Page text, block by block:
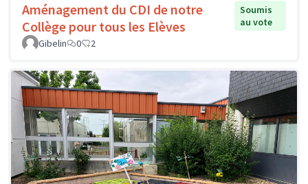
Aménagement du CDI de notre
Collège pour tous les Elèves
Soumis
au vote
Gibelin
0 2